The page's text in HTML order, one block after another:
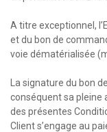
A titre exceptionnel,
et du bon de
voie dématérialisée
La signature du bon
conséquent sa pleine
des présentes
Client s’engage au